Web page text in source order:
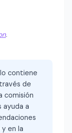
.
contiene
de
comisión
ayuda a
en la